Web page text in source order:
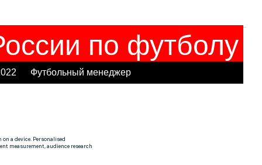
по футболу
Футбольный менеджер